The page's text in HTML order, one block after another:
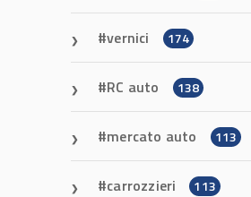
vernici 174
RC auto 138
mercato auto 113
carrozzieri 113